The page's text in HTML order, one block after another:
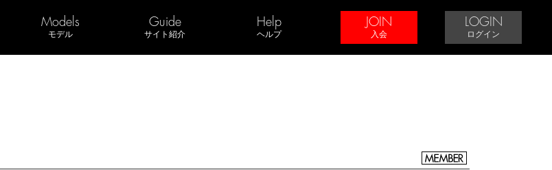
Models
モデル
Guide
サイト紹介
Help
ヘルプ
JOIN
入会
LOGIN
ログイン